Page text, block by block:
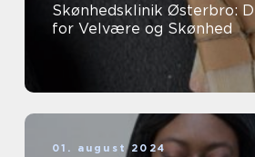
Skønhedsklinik Østerbro:
for Velvære og Skønhed
01. august 2024